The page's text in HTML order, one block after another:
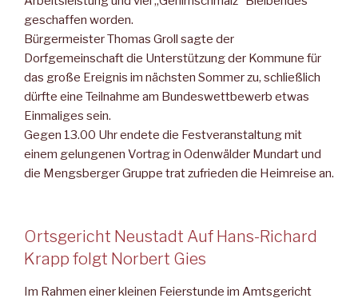
geschaffen worden.
Bürgermeister Thomas Groll sagte der
Dorfgemeinschaft die Unterstützung der Kommune für
das große Ereignis im nächsten Sommer zu, schließlich
dürfte eine Teilnahme am Bundeswettbewerb etwas
Einmaliges sein.
Gegen 13.00 Uhr endete die Festveranstaltung mit
einem gelungenen Vortrag in Odenwälder Mundart und
die Mengsberger Gruppe trat zufrieden die Heimreise an.
Ortsgericht Neustadt Auf Hans-Richard
Krapp folgt Norbert Gies
Im Rahmen einer kleinen Feierstunde im Amtsgericht